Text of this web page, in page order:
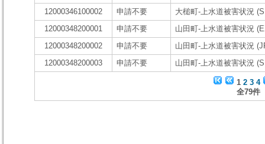
1 2 3 4
全79件
12000346100002
申請不要
大槌町-上水道被害状況
12000348200001
申請不要
山田町-上水道被害状況
12000348200002
申請不要
山田町-上水道被害状況
12000348200003
申請不要 山田町-上水道被害状況